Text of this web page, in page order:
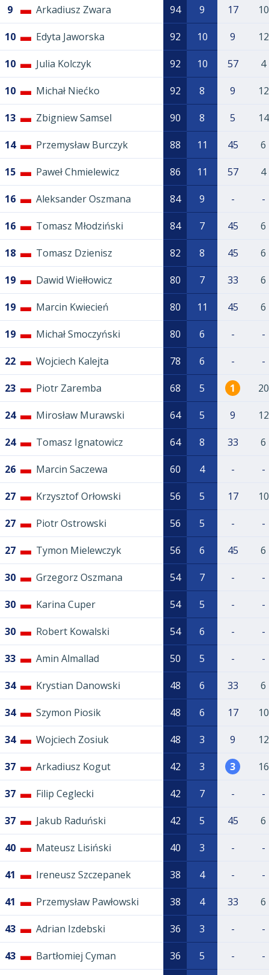
9 Arkadiusz Zwara 94 9 17 10
10 Edyta Jaworska 92 10 9 12
10 Julia Kolczyk 92 10 57 4
10 Michał Niećko 92 8 9 12
13 Zbigniew Samsel 90 8 5 14
14 Przemysław Burczyk 88 11 45 6
15 Paweł Chmielewicz 86 11 57 4
16 Aleksander Oszmana 84 9 - -
16 Tomasz Młodziński 84 7 45 6
18 Tomasz Dzienisz 82 8 45 6
19 Dawid Wiełłowicz 80 7 33 6
19 Marcin Kwiecień 80 11 45 6
19 Michał Smoczyński 80 6 - -
22 Wojciech Kalejta 78 6 - -
23 Piotr Zaremba 68 5 1 20
24 Mirosław Murawski 64 5 9 12
24 Tomasz Ignatowicz 64 8 33 6
26 Marcin Saczewa 60 4 - -
27 Krzysztof Orłowski 56 5 17 10
27 Piotr Ostrowski 56 5 - -
27 Tymon Mielewczyk 56 6 45 6
30 Grzegorz Oszmana 54 7 - -
30 Karina Cuper 54 5 - -
30 Robert Kowalski 54 6 - -
33 Amin Almallad 50 5 - -
34 Krystian Danowski 48 6 33 6
34 Szymon Piosik 48 6 17 10
34 Wojciech Zosiuk 48 3 9 12
37 Arkadiusz Kogut 42 3 3 16
37 Filip Ceglecki 42 7 - -
37 Jakub Raduński 42 5 45 6
40 Mateusz Lisiński 40 3 - -
41 Ireneusz Szczepanek 38 4 - -
41 Przemysław Pawłowski 38 4 33 6
43 Adrian Izdebski 36 3 - -
43 Bartłomiej Cyman 36 5 - -